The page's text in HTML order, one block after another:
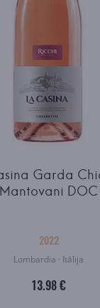
Garda
Mantovani DOC
2022
Lombardia · Itālija
13.98 €